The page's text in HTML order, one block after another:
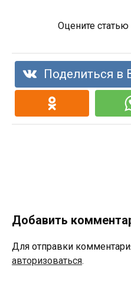
Оцените статью
Поделиться в
Добавить
Для отправки
авторизоваться.